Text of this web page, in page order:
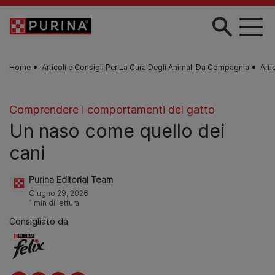
Skip to main content
Home Articoli e Consigli Per La Cura Degli Animali Da Compagnia
Comprendere i comportamenti del gatto
Un naso come quello dei
cani
Purina Editorial Team
Giugno 29, 2026
1 min di lettura
Consigliato da